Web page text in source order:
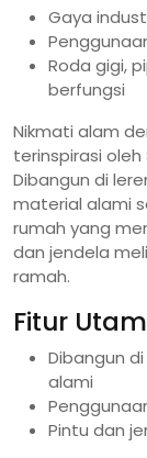
Gaya
Roda gigi,
berfungsi
Nikmati alam
terinspirasi oleh
Dibangun di
material alami
rumah yang
dan jendela
ramah.
Fitur
Dibangun
alami
Pintu dan